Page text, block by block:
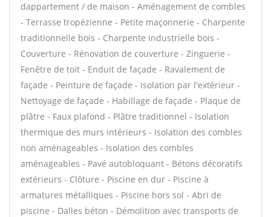
dappartement / de maison - Aménagement de combles
- Terrasse tropézienne - Petite maçonnerie - Charpente
traditionnelle bois - Charpente industrielle bois -
Couverture - Rénovation de couverture - Zinguerie -
Fenêtre de toit - Enduit de façade - Ravalement de
façade - Peinture de façade - Isolation par l'extérieur -
Nettoyage de façade - Habillage de façade - Plaque de
plâtre - Faux plafond - Plâtre traditionnel - Isolation
thermique des murs intérieurs - Isolation des combles
non aménageables - Isolation des combles
aménageables - Pavé autobloquant - Bétons décoratifs
extérieurs - Clôture - Piscine en dur - Piscine à
armatures métalliques - Piscine hors sol - Abri de
piscine - Dalles béton - Démolition avec transports de